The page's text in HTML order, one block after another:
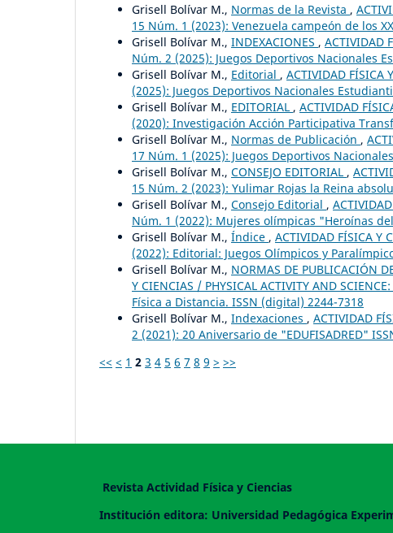
Grisell Bolívar M., Normas de la Revista ,
15 Núm. 1 (2023): Venezuela campeón de los
Grisell Bolívar M., INDEXACIONES , ACTIVIDAD
Núm. 2 (2025): Juegos Deportivos Nacionales
Grisell Bolívar M., Editorial , ACTIVIDAD FÍSICA
(2025): Juegos Deportivos Nacionales
Grisell Bolívar M., EDITORIAL , ACTIVIDAD
(2020): Investigación Acción Participativa
Grisell Bolívar M., Normas de Publicación ,
17 Núm. 1 (2025): Juegos Deportivos
Grisell Bolívar M., CONSEJO EDITORIAL ,
15 Núm. 2 (2023): Yulimar Rojas la Reina
Grisell Bolívar M., Consejo Editorial ,
Núm. 1 (2022): Mujeres olímpicas "Heroínas
Grisell Bolívar M., Índice , ACTIVIDAD FÍSICA Y
(2022): Editorial: Juegos Olímpicos y
Grisell Bolívar M., NORMAS DE PUBLICACIÓN
Y CIENCIAS / PHYSICAL ACTIVITY AND
Física a Distancia. ISSN (digital) 2244-7318
Grisell Bolívar M., Indexaciones , ACTIVIDAD
2 (2021): 20 Aniversario de "EDUFISADRED"
<< < 1 2 3 4 5 6 7 8 9 > >>
Revista Actividad Física y Ciencias
Institución editora: Universidad Pedagógica